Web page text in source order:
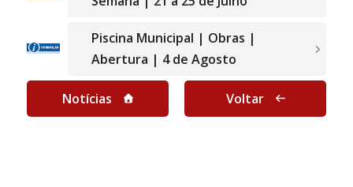
Piscina Municipal | Obras |
Abertura | 4 de Agosto
Notícias Voltar